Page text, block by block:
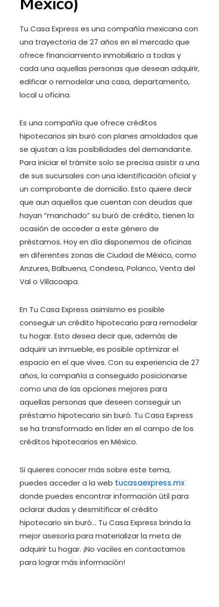
Tu Casa Express es una compañía mexicana con
una trayectoria de 27 años en el mercado que
ofrece financiamiento inmobiliario a todas y
cada una aquellas personas que desean adquirir,
edificar o remodelar una casa, departamento,
local u oficina.
Es una compañía que ofrece créditos
hipotecarios sin buró con planes amoldados que
se ajustan a las posibilidades del demandante.
Para iniciar el trámite solo se precisa asistir a una
de sus sucursales con una identificación oficial y
un comprobante de domicilio. Esto quiere decir
que aun aquellos que cuentan con deudas que
hayan “manchado” su buró de crédito, tienen la
ocasión de acceder a este género de
préstamos. Hoy en día disponemos de oficinas
en diferentes zonas de Ciudad de México, como
Anzures, Balbuena, Condesa, Polanco, Venta del
Val o Villacoapa.
En Tu Casa Express asimismo es posible
conseguir un crédito hipotecario para remodelar
tu hogar. Esto desea decir que, además de
adquirir un inmueble, es posible optimizar el
espacio en el que vives. Con su experiencia de 27
años, la compañía a conseguido posicionarse
como una de las opciones mejores para
aquellas personas que deseen conseguir un
préstamo hipotecario sin buró. Tu Casa Express
se ha transformado en líder en el campo de los
créditos hipotecarios en México.
Si quieres conocer más sobre este tema,
puedes acceder a la web tucasaexpress.mx
donde puedes encontrar información útil para
aclarar dudas y desmitificar el crédito
hipotecario sin buró… Tu Casa Express brinda la
mejor asesoría para materializar la meta de
adquirir tu hogar. ¡No vaciles en contactarnos
para lograr más información!